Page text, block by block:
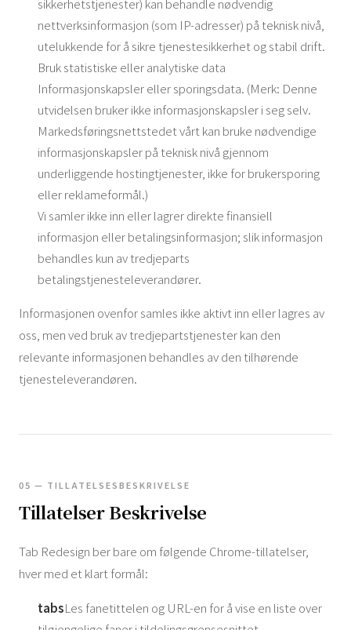
sikkerhetstjenester) kan behandle nødvendig
nettverksinformasjon (som IP-adresser) på teknisk nivå,
utelukkende for å sikre tjenestesikkerhet og stabil drift.
Bruk statistiske eller analytiske data
Informasjonskapsler eller sporingsdata. (Merk: Denne
utvidelsen bruker ikke informasjonskapsler i seg selv.
Markedsføringsnettstedet vårt kan bruke nødvendige
informasjonskapsler på teknisk nivå gjennom
underliggende hostingtjenester, ikke for brukersporing
eller reklameformål.)
Vi samler ikke inn eller lagrer direkte finansiell
informasjon eller betalingsinformasjon; slik informasjon
behandles kun av tredjeparts
betalingstjenesteleverandører.
Informasjonen ovenfor samles ikke aktivt inn eller lagres av
oss, men ved bruk av tredjepartstjenester kan den
relevante informasjonen behandles av den tilhørende
tjenesteleverandøren.
05 — TILLATELSESBESKRIVELSE
Tillatelser Beskrivelse
Tab Redesign ber bare om følgende Chrome-tillatelser,
hver med et klart formål:
tabsLes fanetittelen og URL-en for å vise en liste over